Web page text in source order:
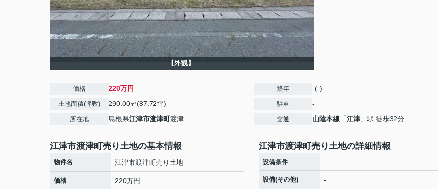
【外観】
価格 220万円
土地面積(坪数) 290.00㎡(87.72坪)
所在地 島根県江津市渡津町渡津
築年 -(-)
駐車 -
交通 山陰本線 「江津 」駅 徒歩32分
江津市渡津町売り土地の基本情報
物件名 江津市渡津町売り土地
価格 220万円
江津市渡津町売り土地の詳細情報
設備条件
設備(その他) -